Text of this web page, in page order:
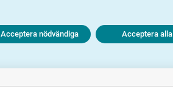
Acceptera nödvändiga Acceptera alla